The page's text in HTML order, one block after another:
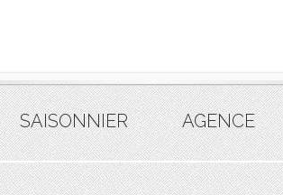
SAISONNIER AGENCE